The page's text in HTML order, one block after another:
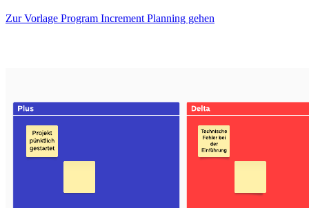
Zur Vorlage Program Increment Planning gehen